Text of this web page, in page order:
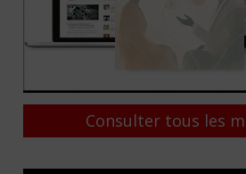
Consulter tous les